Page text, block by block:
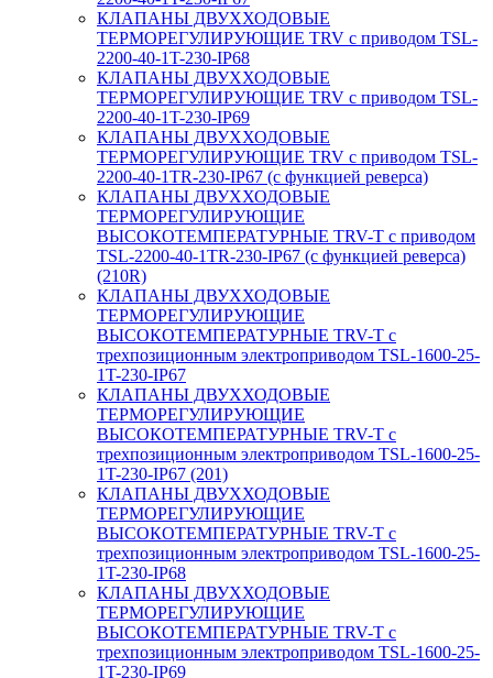
КЛАПАНЫ ДВУХХОДОВЫЕ
ТЕРМОРЕГУЛИРУЮЩИЕ TRV с приводом TSL-
2200-40-1T-230-IP68
КЛАПАНЫ ДВУХХОДОВЫЕ
ТЕРМОРЕГУЛИРУЮЩИЕ TRV с приводом TSL-
2200-40-1T-230-IP69
КЛАПАНЫ ДВУХХОДОВЫЕ
ТЕРМОРЕГУЛИРУЮЩИЕ TRV с приводом TSL-
2200-40-1TR-230-IP67 (с функцией реверса)
КЛАПАНЫ ДВУХХОДОВЫЕ
ТЕРМОРЕГУЛИРУЮЩИЕ
ВЫСОКОТЕМПЕРАТУРНЫЕ TRV-T с приводом
TSL-2200-40-1TR-230-IP67 (с функцией реверса)
(210R)
КЛАПАНЫ ДВУХХОДОВЫЕ
ТЕРМОРЕГУЛИРУЮЩИЕ
ВЫСОКОТЕМПЕРАТУРНЫЕ TRV-T с
трехпозиционным электроприводом TSL-1600-25-
1T-230-IP67
КЛАПАНЫ ДВУХХОДОВЫЕ
ТЕРМОРЕГУЛИРУЮЩИЕ
ВЫСОКОТЕМПЕРАТУРНЫЕ TRV-T с
трехпозиционным электроприводом TSL-1600-25-
1T-230-IP67 (201)
КЛАПАНЫ ДВУХХОДОВЫЕ
ТЕРМОРЕГУЛИРУЮЩИЕ
ВЫСОКОТЕМПЕРАТУРНЫЕ TRV-T с
трехпозиционным электроприводом TSL-1600-25-
1T-230-IP68
КЛАПАНЫ ДВУХХОДОВЫЕ
ТЕРМОРЕГУЛИРУЮЩИЕ
ВЫСОКОТЕМПЕРАТУРНЫЕ TRV-T с
трехпозиционным электроприводом TSL-1600-25-
1T-230-IP69